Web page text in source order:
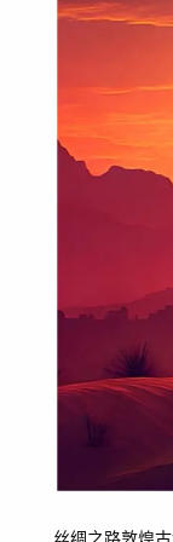
丝绸之路敦煌